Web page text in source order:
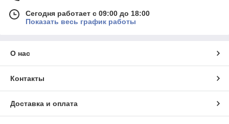
Сегодня работает с 09:00 до 18:00
Показать весь график работы
О нас
Контакты
Доставка и оплата